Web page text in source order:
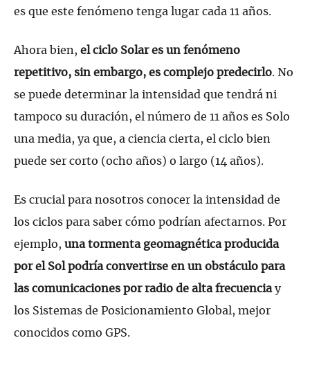
es que este fenómeno tenga lugar cada 11 años.
Ahora bien, el ciclo Solar es un fenómeno
repetitivo, sin embargo, es complejo predecirlo. No
se puede determinar la intensidad que tendrá ni
tampoco su duración, el número de 11 años es Solo
una media, ya que, a ciencia cierta, el ciclo bien
puede ser corto (ocho años) o largo (14 años).
Es crucial para nosotros conocer la intensidad de
los ciclos para saber cómo podrían afectarnos. Por
ejemplo, una tormenta geomagnética producida
por el Sol podría convertirse en un obstáculo para
las comunicaciones por radio de alta frecuenciay
los Sistemas de Posicionamiento Global, mejor
conocidos como GPS.